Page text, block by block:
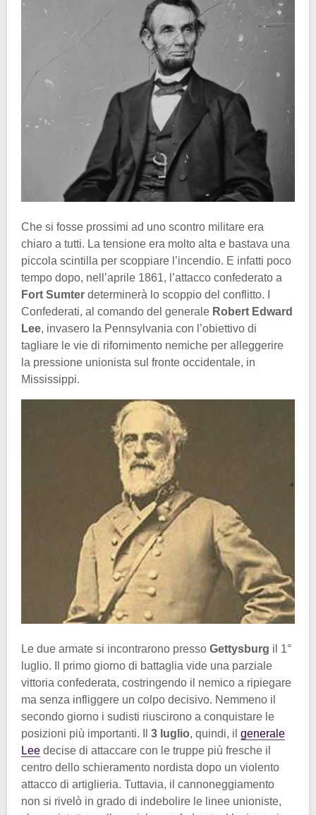
Che si fosse prossimi ad uno scontro militare era
chiaro a tutti. La tensione era molto alta e bastava una
piccola scintilla per scoppiare l’incendio. E infatti poco
tempo dopo, nell’aprile 1861, l’attacco confederato a
Fort Sumter determinerà lo scoppio del conflitto. I
Confederati, al comando del generale Robert Edward
Lee, invasero la Pennsylvania con l’obiettivo di
tagliare le vie di rifornimento nemiche per alleggerire
la pressione unionista sul fronte occidentale, in
Mississippi.
Le due armate si incontrarono presso Gettysburg il 1°
luglio. Il primo giorno di battaglia vide una parziale
vittoria confederata, costringendo il nemico a ripiegare
ma senza infliggere un colpo decisivo. Nemmeno il
secondo giorno i sudisti riuscirono a conquistare le
posizioni più importanti. Il 3 luglio, quindi, il generale
Lee decise di attaccare con le truppe più fresche il
centro dello schieramento nordista dopo un violento
attacco di artiglieria. Tuttavia, il cannoneggiamento
non si rivelò in grado di indebolire le linee unioniste,